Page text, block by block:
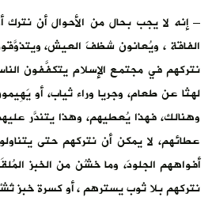
– إنه لا يجب بحال من الأحوال أن
الفاقة ، ويُعانون شظفَ العيش،
نتركهم في مجتمع الإسلام يتكفَّفون
لهثا عن طعام، وجريا وراء ثياب، أو
وهنالك، فهذا يُعطيهم، وهذا يتندَّر
عطائهم، لا يمكن أن نتركهم حتى
أفواههم الجلودَ، وما خشُن من الخبز
نتركهم بلا ثوب يسترهم ، أو كسرة خبز